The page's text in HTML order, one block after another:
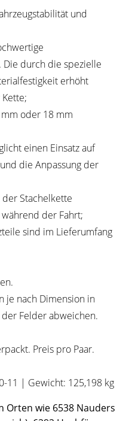
und
Die durch die spezielle
erhöht
oder 18 mm
einen Einsatz auf
die Anpassung der
Stachelkette
der Fahrt;
sind im Lieferumfang
je nach Dimension in
Felder abweichen.
Preis pro Paar.
11 | Gewicht: 125,198 kg
Orten wie 6538 Nauders